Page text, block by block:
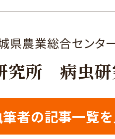
県農業総合センタ
究所 病虫
筆者の記事一覧